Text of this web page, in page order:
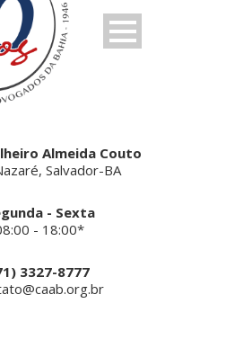
Almeida Couto
Salvador-BA
- Sexta
- 18:00*
3327-8777